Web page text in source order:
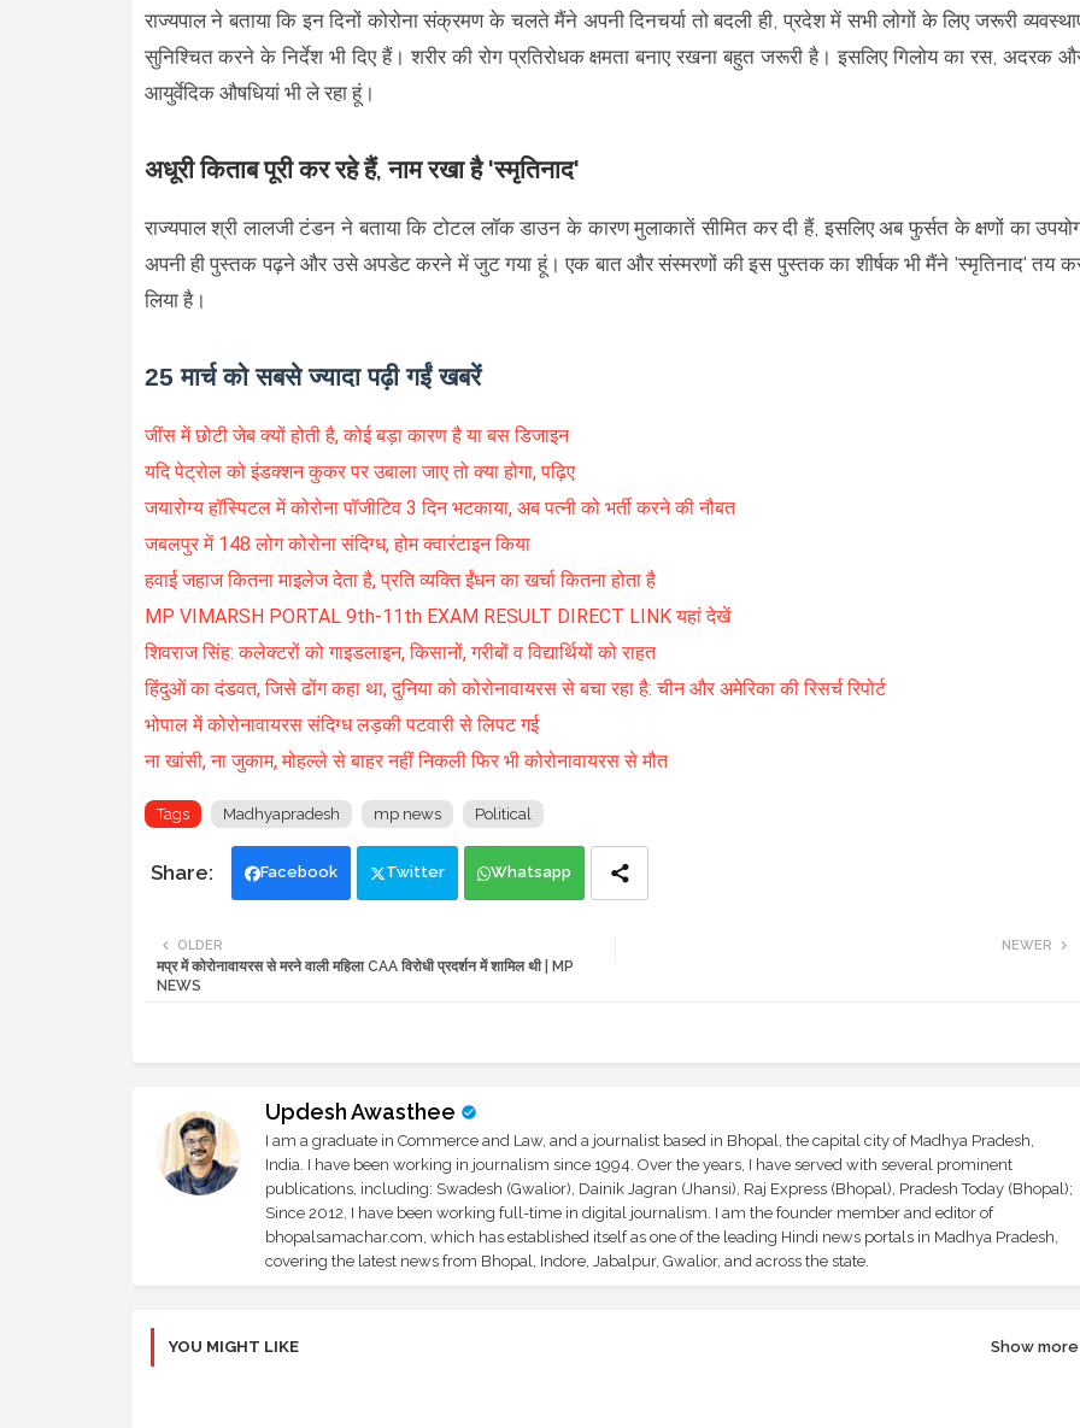
राज्यपाल ने बताया कि इन दिनों कोरोना संक्रमण के चलते मैंने अपनी दिनचर्या तो बदली ही, प्रदेश में सभी लोगों के लिए जरूरी
सुनिश्चित करने के निर्देश भी दिए हैं। शरीर की रोग प्रतिरोधक क्षमता बनाए रखना बहुत जरूरी है। इसलिए गिलोय का रस, अदरक
आयुर्वेदिक औषधियां भी ले रहा हूं।
अधूरी किताब पूरी कर रहे हैं, नाम रखा है 'स्मृतिनाद'
राज्यपाल श्री लालजी टंडन ने बताया कि टोटल लॉक डाउन के कारण मुलाकातें सीमित कर दी हैं, इसलिए अब फुर्सत के क्षणों का
अपनी ही पुस्तक पढ़ने और उसे अपडेट करने में जुट गया हूं। एक बात और संस्मरणों की इस पुस्तक का शीर्षक भी मैंने 'स्मृतिनाद' तय
लिया है।
25 मार्च को सबसे ज्यादा पढ़ी गईं खबरें
जींस में छोटी जेब क्यों होती है, कोई बड़ा कारण है या बस डिजाइन
यदि पेट्रोल को इंडक्शन कुकर पर उबाला जाए तो क्या होगा, पढ़िए
जयारोग्य हॉस्पिटल में कोरोना पॉजीटिव 3 दिन भटकाया, अब पत्नी को भर्ती करने की नौबत
जबलपुर में 148 लोग कोरोना संदिग्ध, होम क्वारंटाइन किया
हवाई जहाज कितना माइलेज देता है, प्रति व्यक्ति ईंधन का खर्चा कितना होता है
MP VIMARSH PORTAL 9th-11th EXAM RESULT DIRECT LINK यहां देखें
शिवराज सिंह: कलेक्टरों को गाइडलाइन, किसानों, गरीबों व विद्यार्थियों को राहत
हिंदुओं का दंडवत, जिसे ढोंग कहा था, दुनिया को कोरोनावायरस से बचा रहा है: चीन और अमेरिका की रिसर्च रिपोर्ट
भोपाल में कोरोनावायरस संदिग्ध लड़की पटवारी से लिपट गई
ना खांसी, ना जुकाम, मोहल्ले से बाहर नहीं निकली फिर भी कोरोनावायरस से मौत
Tags Madhyapradesh mp news Political
Facebook Twitter Whatsapp
NEWER
OLDER
मप्र में कोरोनावायरस से मरने वाली महिला CAA विरोधी प्रदर्शन में शामिल थी | MP
NEWS
Updesh Awasthee
I am a graduate in Commerce and Law, and a journalist based in Bhopal, the capital city of Madhya Pradesh,
India. I have been working in journalism since 1994. Over the years, I have served with several prominent
publications, including: Swadesh (Gwalior), Dainik Jagran (Jhansi), Raj Express (Bhopal), Pradesh Today (Bhopal);
Since 2012, I have been working full-time in digital journalism. I am the founder member and editor of
bhopalsamachar.com, which has established itself as one of the leading Hindi news portals in Madhya Pradesh,
covering the latest news from Bhopal, Indore, Jabalpur, Gwalior, and across the state.
YOU MIGHT LIKE Show more